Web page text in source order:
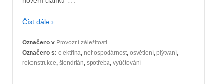
Číst dále ›
Označeno v Provozní záležitosti
Označeno s: elektřina, nehospodárnost, osvětlení, plýtvání,
rekonstrukce, šlendrián, spotřeba, vyúčtování